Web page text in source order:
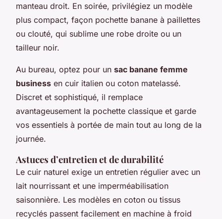
manteau droit. En soirée, privilégiez un modèle
plus compact, façon pochette banane à paillettes
ou clouté, qui sublime une robe droite ou un
tailleur noir.
Au bureau, optez pour un sac banane femme
business en cuir italien ou coton matelassé.
Discret et sophistiqué, il remplace
avantageusement la pochette classique et garde
vos essentiels à portée de main tout au long de la
journée.
Astuces d’entretien et de durabilité
Le cuir naturel exige un entretien régulier avec un
lait nourrissant et une imperméabilisation
saisonnière. Les modèles en coton ou tissus
recyclés passent facilement en machine à froid